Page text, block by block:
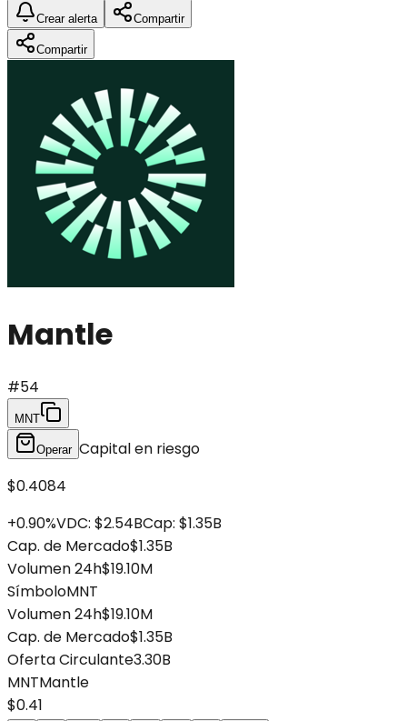
Crear alerta Compartir
Compartir
Mantle
#54
MNT
Operar Capital en riesgo
$0.4084
+0.90%VDC: $2.54BCap: $1.35B
Cap. de Mercado$1.35B
Volumen 24h$19.10M
SímboloMNT
Volumen 24h$19.10M
Cap. de Mercado$1.35B
Oferta Circulante3.30B
MNTMantle
$0.41